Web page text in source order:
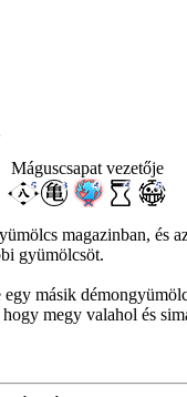
Máguscsapat vezetője
magazinban, és
gyümölcsöt.
másik
megy valahol és